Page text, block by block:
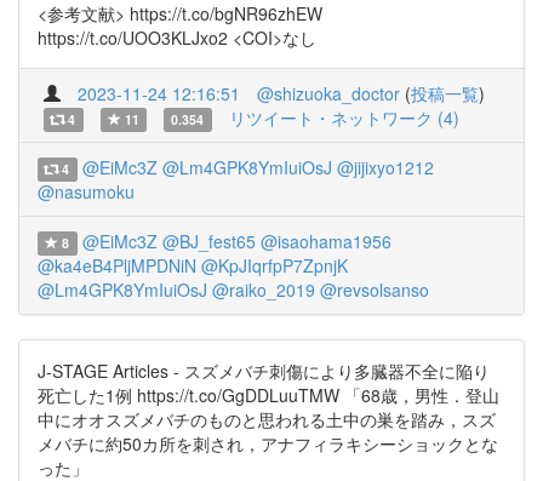
<参考文献> https://t.co/bgNR96zhEW
https://t.co/UOO3KLJxo2 <COI>なし
2023-11-24 12:16:51 @shizuoka_doctor (投稿一覧)
4 11 0.354 リツイート・ネットワーク (4)
4 @EiMc3Z @Lm4GPK8YmIuiOsJ @jijixyo1212
@nasumoku
8 @EiMc3Z @BJ_fest65 @isaohama1956
@ka4eB4PljMPDNiN @KpJIqrfpP7ZpnjK
@Lm4GPK8YmIuiOsJ @raiko_2019 @revsolsanso
J-STAGE Articles - スズメバチ刺傷により多臓器不全に陥り
死亡した1例 https://t.co/GgDDLuuTMW 「68歳，男性．登山
中にオオスズメバチのものと思われる土中の巣を踏み，スズ
メバチに約50カ所を刺され，アナフィラキシーショックとな
った」